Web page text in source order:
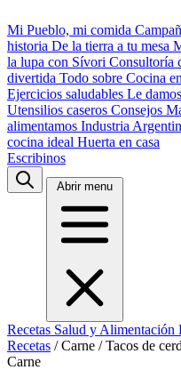
Mi Pueblo, mi comida
historia De la tierra a tu mesa
la lupa con Sívori Consultoría
divertida Todo sobre Cocina
Ejercicios saludables Le
Utensilios caseros Consejos
alimentamos Industria
cocina ideal Huerta en casa
Escribinos
Abrir menu
Recetas Salud y Alimentación
Recetas / Carne / Tacos de
Carne